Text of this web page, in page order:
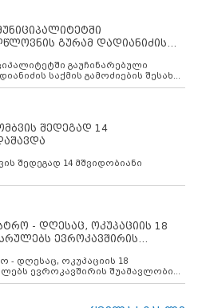
გურამ დადიანიძის
გაუჩინარებული
საქმის გამოძიების შესახებ
შედეგად 14
შედეგად 14 მშვიდობიანი
- დღესაც, ოკუპაციის 18
ევროკავშირის
- დღესაც, ოკუპაციის 18
ევროკავშირის შუამავლობით
ცეცხლის შეწყვეტის